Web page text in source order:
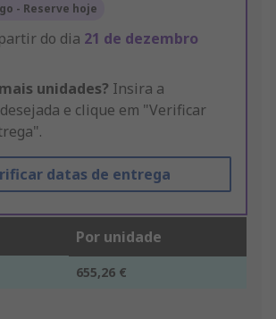
- Reserve hoje
do dia 21 de dezembro
unidades? Insira a
e clique em "Verificar
datas de entrega
Por unidade
655,26 €